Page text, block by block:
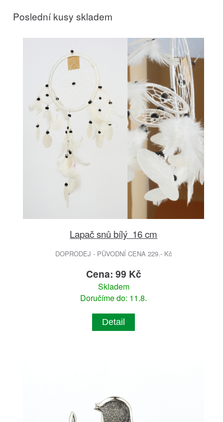
Poslední kusy skladem
Lapač snů bílý 16 cm
DOPRODEJ - PŮVODNÍ CENA 229.- Kč
Cena: 99 Kč
Skladem
Doručíme do: 11.8.
Detail